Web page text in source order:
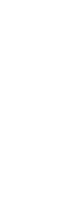
ាស់​អុក
រើន​
ាច​បង្ក​ឲ្យ​
ារធាតុ
ប់​ដែល​នេះ​
ពិសេស​
រ​ខូច​សរសៃ​
យ​ដូច​ពេល​
ដែល​មាន​
ល​ប៉ះពាល់​
ើន​អាច​